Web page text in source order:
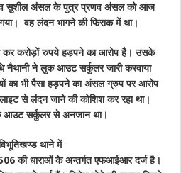
व सुशील अंसल के पुत्र प्रणव अंसल को आज
गया। वह लंदन भागने की फिराक में था।
कर करोड़ों रुपये हड़पने का आरोप है। उसके
नैथानी ने लुक आउट सर्कुलर जारी करवाया
का भी पैसा हड़पने का अंसल ग्रुप पर आरोप
से लंदन जाने की कोशिश कर रहा था।
आउट सर्कुलर से अनजान था।
थाने में
की धाराओं के अन्तर्गत एफआईआर दर्ज है।